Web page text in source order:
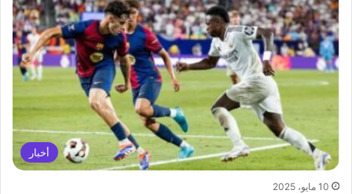
أخبار
10 مايو، 2025